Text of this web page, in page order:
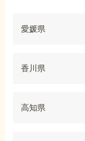
愛媛県
香川県
高知県